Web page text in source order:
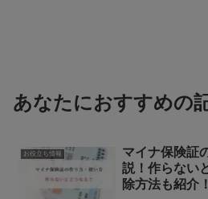
あなたにおすすめの
お役立ち情報
マイナ保険証
説！作らない
除方法も紹介！